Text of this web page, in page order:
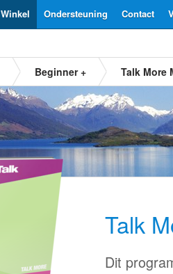
Contact
Ondersteuning
Winkel
Beginner + Talk More
Talk
Dit